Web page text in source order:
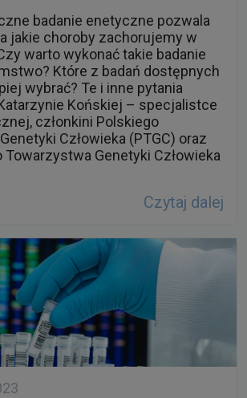
badanie enetyczne pozwala
jakie choroby zachorujemy w
warto wykonać takie badanie
Które z badań dostępnych
wybrać? Te i inne pytania
Końskiej – specjalistce
członkini Polskiego
Człowieka (PTGC) oraz
Towarzystwa Genetyki Człowieka
Czytaj dalej